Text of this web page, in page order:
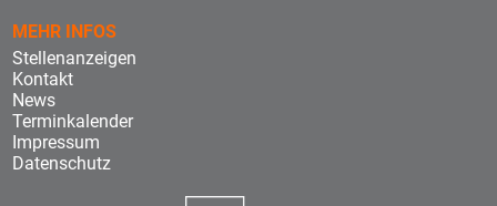
MEHR INFOS
Stellenanzeigen
Kontakt
News
Terminkalender
Impressum
Datenschutz